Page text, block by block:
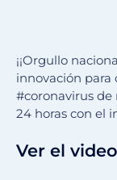
¡¡Orgullo
innovación para
#coronavirus de
24 horas con el
Ver el